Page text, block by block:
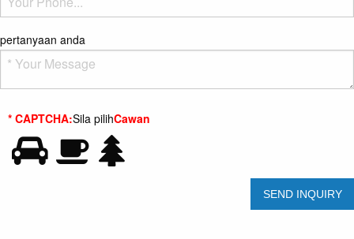
pertanyaan anda
* CAPTCHA:Sila pilihCawan